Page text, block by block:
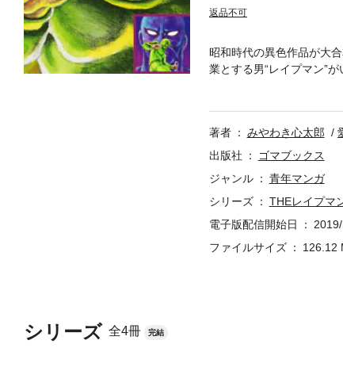
返品不可
シリーズ 全4冊 完結
昭和時代の異色作品が大
業とする男“レイプマン”
不動産屋を経営している
啓子」「Target4 紅子」
「Target2 みずき」「
著者 みやわき心太郎
出版社
ゴマブックス
ジャンル
青年マンガ
シリーズ
THEレイプ
電子版配信開始日
ファイルサイズ
126.12